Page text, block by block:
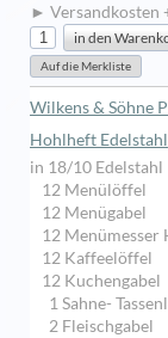
► Versandkosten
Wilkens & Söhne
Hohlheft Edelstahl
in 18/10 Edelstahl
12 Menülöffel
12 Menügabel
12 Menümesser
12 Kaffeelöffel
12 Kuchengabel
1 Sahne-
2 Fleischgabel